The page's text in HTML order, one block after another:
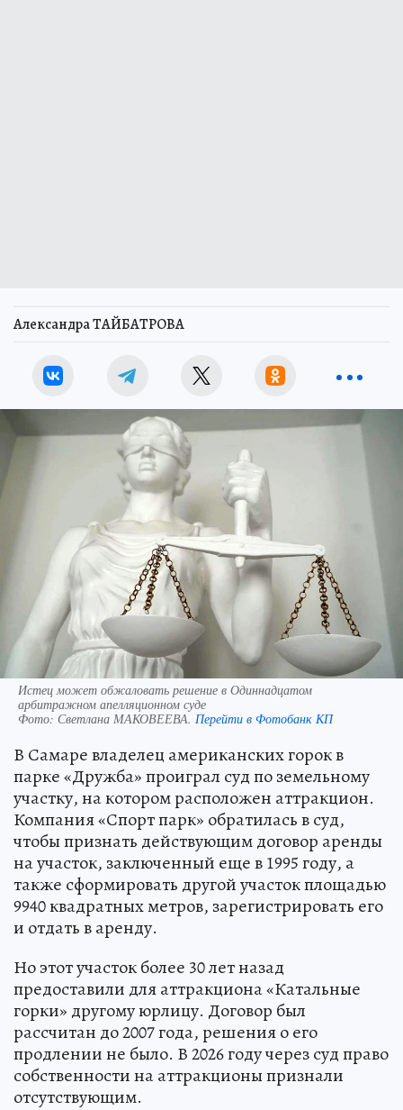
Александра ТАЙБАТРОВА
Истец может обжаловать решение в Одиннадцатом
арбитражном апелляционном суде
Фото: Светлана МАКОВЕЕВА. Перейти в Фотобанк КП
В Самаре владелец американских горок в
парке «Дружба» проиграл суд по земельному
участку, на котором расположен аттракцион.
Компания «Спорт парк» обратилась в суд,
чтобы признать действующим договор аренды
на участок, заключенный еще в 1995 году, а
также сформировать другой участок площадью
9940 квадратных метров, зарегистрировать его
и отдать в аренду.
Но этот участок более 30 лет назад
предоставили для аттракциона «Катальные
горки» другому юрлицу. Договор был
рассчитан до 2007 года, решения о его
продлении не было. В 2026 году через суд право
собственности на аттракционы признали
отсутствующим.